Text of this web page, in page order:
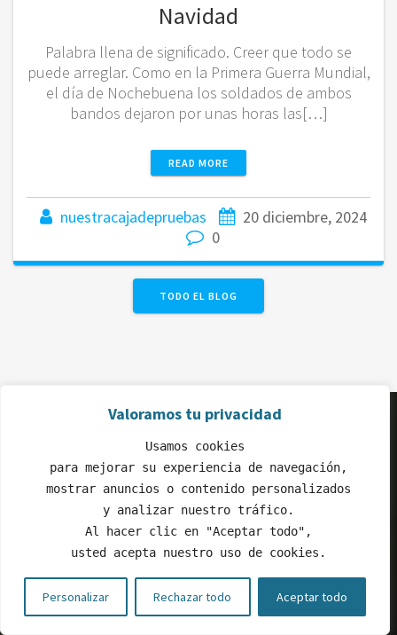
Valoramos tu privacidad
Usamos cookies
para mejorar su experiencia de navegación,
mostrar anuncios o contenido personalizados
y analizar nuestro tráfico.
Al hacer clic en "Aceptar todo",
usted acepta nuestro uso de cookies.
Personalizar Rechazar todo Aceptar todo
Navidad
Palabra llena de significado. Creer que todo se
puede arreglar. Como en la Primera Guerra Mundial,
el día de Nochebuena los soldados de ambos
bandos dejaron por unas horas las[…]
READ MORE
nuestracajadepruebas
20 diciembre, 2024
0
TODO EL BLOG
Contacto
Dinos…
TU NOMBRE (REQUERIDO)